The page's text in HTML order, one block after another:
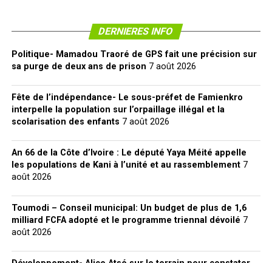
DERNIERES INFO
Politique- Mamadou Traoré de GPS fait une précision sur
sa purge de deux ans de prison 7 août 2026
Fête de l’indépendance- Le sous-préfet de Famienkro
interpelle la population sur l’orpaillage illégal et la
scolarisation des enfants 7 août 2026
An 66 de la Côte d’Ivoire : Le député Yaya Méité appelle
les populations de Kani à l’unité et au rassemblement 7
août 2026
Toumodi – Conseil municipal: Un budget de plus de 1,6
milliard FCFA adopté et le programme triennal dévoilé 7
août 2026